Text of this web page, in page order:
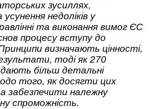
зусиллях,
недоліків у
та виконання вимог ЄС
процесу вступу до
визначають цінності,
тоді як 270
більш детальні
того, як досягти цих
забезпечити належну
спроможність.